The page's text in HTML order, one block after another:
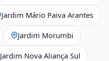
Jardim Mário Paiva Arantes
Jardim Morumbi
Jardim Nova Aliança Sul